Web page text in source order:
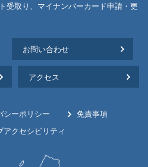
受取り、マイナンバーカード申請・更
お問い合わせ
アクセス
シーポリシー
免責事項
アクセシビリティ